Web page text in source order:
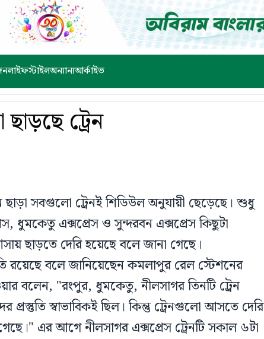
লাইফস্টাইলঅন্যান্যআর্কাইভ
ট্রেন
ছাড়া সবগুলো ট্রেনই শিডিউল অনুযায়ী ছেড়েছে। শুধু
ধুমকেতু এক্সপ্রেস ও সুন্দরবন এক্সপ্রেস কিছুটা
ছাড়তে দেরি হয়েছে বলে জানা গেছে।
রয়েছে বলে জানিয়েছেন কমলাপুর রেল স্টেশনের
বলেন, "রংপুর, ধুমকেতু, নীলসাগর তিনটি ট্রেন
স্বাভাবিকই ছিল। কিন্তু ট্রেনগুলো আসতে দেরি
এর আগে নীলসাগর এক্সপ্রেস ট্রেনটি সকাল ৬টা